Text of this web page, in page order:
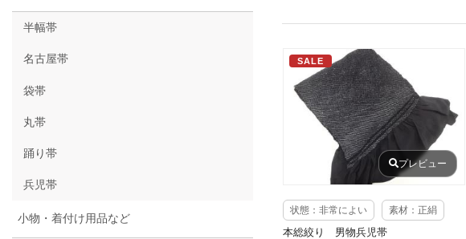
半幅帯
名古屋帯
袋帯
丸帯
踊り帯
兵児帯
小物・着付け用品など
SALE
プレビュー
状態：非常によい 素材：正絹
本総絞り 男物兵児帯